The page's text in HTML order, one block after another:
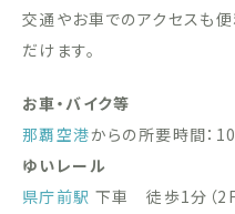
交通やお車でのアクセスも
だけます。
お車・バイク等
那覇空港からの所要時間：
ゆいレール
県庁前駅 下車 徒歩1分（2F